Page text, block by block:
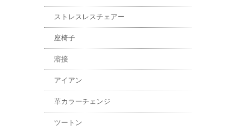
ストレスレスチェアー
座椅子
溶接
アイアン
革カラーチェンジ
ツートン